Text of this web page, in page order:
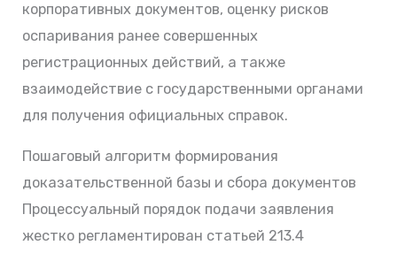
корпоративных документов, оценку рисков
оспаривания ранее совершенных
регистрационных действий, а также
взаимодействие с государственными органами
для получения официальных справок.
Пошаговый алгоритм формирования
доказательственной базы и сбора документов
Процессуальный порядок подачи заявления
жестко регламентирован статьей 213.4